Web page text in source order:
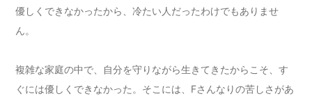
優しくできなかったから、冷たい人だったわけでもありませ
ん。
複雑な家庭の中で、自分を守りながら生きてきたからこそ、す
ぐには優しくできなかった。そこには、Fさんなりの苦しさがあ